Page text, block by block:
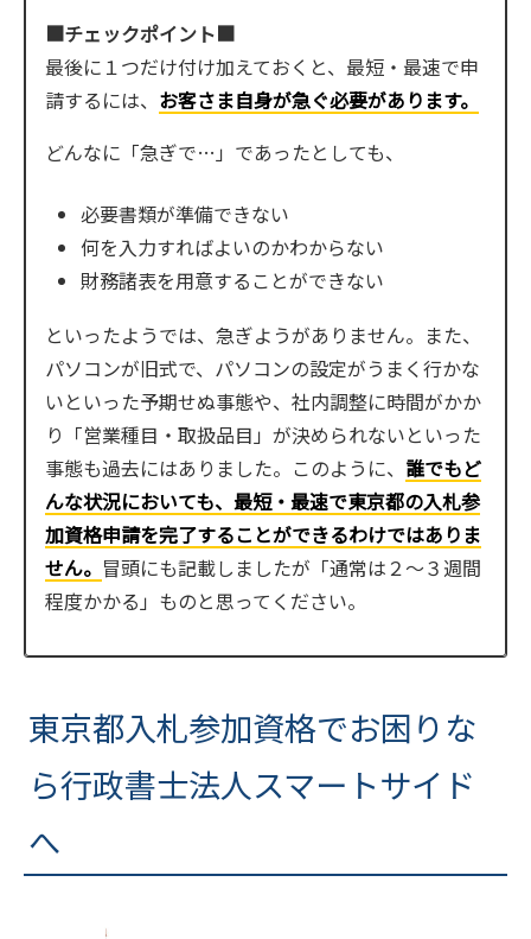
■チェックポイント■
最後に１つだけ付け加えておくと、最短・最速で申
請するには、 お客さま自身が急ぐ必要があります。
どんなに「急ぎで…」であったとしても、
必要書類が準備できない
何を入力すればよいのかわからない
財務諸表を用意することができない
といったようでは、急ぎようがありません。また、
パソコンが旧式で、パソコンの設定がうまく行かな
いといった予期せぬ事態や、社内調整に時間がかか
り「営業種目・取扱品目」が決められないといった
事態も過去にはありました。このように、 誰でもど
んな状況においても、最短・最速で東京都の入札参
加資格申請を完了することができるわけではありま
せん。 冒頭にも記載しましたが「通常は２～３週間
程度かかる」ものと思ってください。
東京都入札参加資格でお困りな
ら行政書士法人スマートサイド
へ